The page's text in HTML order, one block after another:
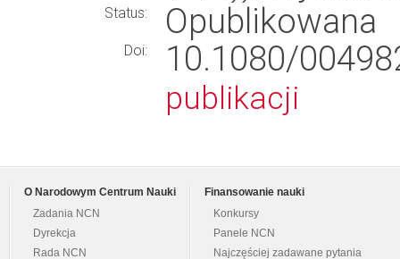
Status: Opublikowana
Doi: 10.1080/
publikacji
O Narodowym Centrum Nauki
Zadania NCN
Dyrekcja
Rada NCN
Finansowanie nauki
Konkursy
Panele NCN
Najczęściej zadawane pytania